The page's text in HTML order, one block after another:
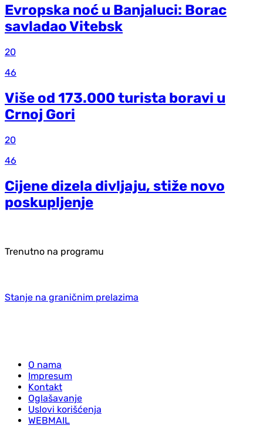
Evropska noć u Banjaluci: Borac
savladao Vitebsk
20
46
Više od 173.000 turista boravi u
Crnoj Gori
20
46
Cijene dizela divljaju, stiže novo
poskupljenje
Trenutno na programu
Stanje na graničnim prelazima
O nama
Impresum
Kontakt
Oglašavanje
Uslovi korišćenja
WEBMAIL